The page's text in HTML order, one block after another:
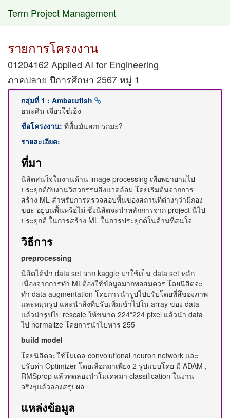
Term Project Management
รายการโครงงาน
01204162 Applied AI for Engineering
ภาคปลาย ปีการศึกษา 2567 หมู่ 1
กลุ่มที่ 1 : Ambatufish
ธนะศิน เจียวใช่เฮ็ง
ชื่อโครงงาน: ที่พื้นมันสกปรกมะ?
รายละเอียด:
ที่มา
นิสิตสนใจในงานด้าน image processing เพื่อพยายามไป
ประยุกต์กับงานวิศวกรรมสิ่งแวดล้อม โดยเริ่มต้นจากการ
สร้าง ML สำหรับการตรวจสอบพื้นของสถานที่ต่างๆว่ามีกอง
ขยะ อยู่บนพื้นหรือไม่ ซึ่งนิสิตจะนำหลักการจาก project นี่ไป
ประยุกต์ ในการสร้าง ML ในการประยุกต์ในด้านที่สนใจ
วิธีการ
preprocessing
นิสิตได้นำ data set จาก kaggle มาใช้เป็น data set หลัก
เนื่องจากการทำ MLต้องใช้ข้อมูลมากพอสมควร โดยนิสิตจะ
ทำ data augmentation โดยการนำรูปไปปรับโดยที่สึของภาพ
และหมุนรูป และนำสิ่งที่ปรับเพิ่มเข้าไปใน array ของ data
แล้วนำรูปไป rescale ให้ขนาด 224*224 pixel แล้วนำ data
ไป normalize โดยการนำไปหาร 255
build model
โดยนิสิตจะใช้โมเดล convolutional neuron network และ
ปรับค่า Optimizer โดยเลือกมาเพียง 2 รูปแบบโดย มี ADAM ,
RMSprop แล้วทดลองนำโมเดลมา classification ในงาน
จริงๆแล้วลองสรุปผล
แหล่งข้อมูล